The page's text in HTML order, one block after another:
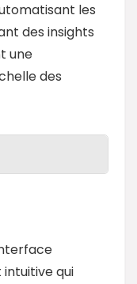
les
des insights
une
des
qui